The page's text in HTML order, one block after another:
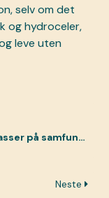
selv om det
og hydroceler,
leve uten
på samfunnet?
Neste